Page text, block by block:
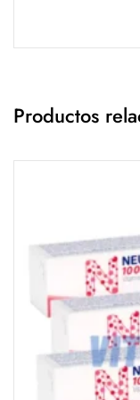
Productos